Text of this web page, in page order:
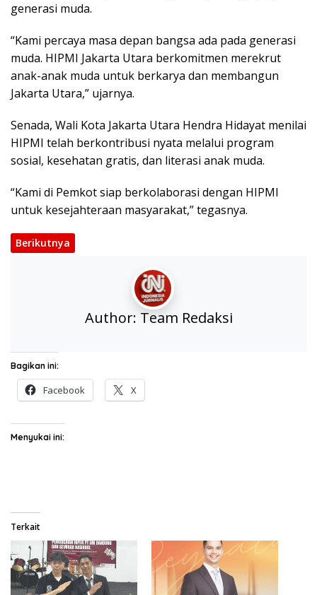
generasi muda.
“Kami percaya masa depan bangsa ada pada generasi
muda. HIPMI Jakarta Utara berkomitmen merekrut
anak-anak muda untuk berkarya dan membangun
Jakarta Utara,” ujarnya.
Senada, Wali Kota Jakarta Utara Hendra Hidayat menilai
HIPMI telah berkontribusi nyata melalui program
sosial, kesehatan gratis, dan literasi anak muda.
“Kami di Pemkot siap berkolaborasi dengan HIPMI
untuk kesejahteraan masyarakat,” tegasnya.
Berikutnya
Author: Team Redaksi
Bagikan ini:
Facebook X
Menyukai ini:
Terkait